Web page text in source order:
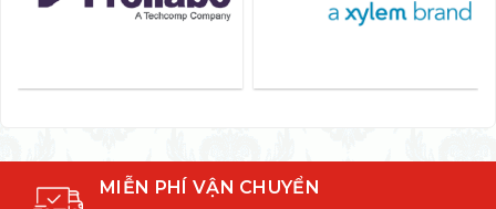
MIỄN PHÍ VẬN CHUYỂN